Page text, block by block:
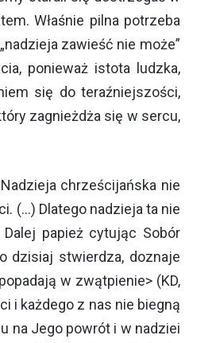
Właśnie pilna potrzeba
zawieść nie może”
ponieważ istota ludzka,
się do teraźniejszości,
zagnieżdża się w sercu,
chrześcijańska nie
(…) Dlatego nadzieja ta nie
papież cytując Sobór
dzisiaj stwierdza, doznaje
w zwątpienie> (KD,
i każdego z nas nie biegną
na Jego powrót i w nadziei